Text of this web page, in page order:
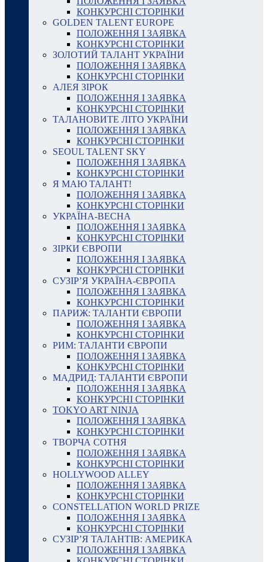
КОНКУРСНІ СТОРІНКИ
GOLDEN TALENT EUROPE
ПОЛОЖЕННЯ І ЗАЯВКА
КОНКУРСНІ СТОРІНКИ
ЗОЛОТИЙ ТАЛАНТ УКРАЇНИ
ПОЛОЖЕННЯ І ЗАЯВКА
КОНКУРСНІ СТОРІНКИ
АЛЕЯ ЗІРОК
ПОЛОЖЕННЯ І ЗАЯВКА
КОНКУРСНІ СТОРІНКИ
ТАЛАНОВИТЕ ЛІТО УКРАЇНИ
ПОЛОЖЕННЯ І ЗАЯВКА
КОНКУРСНІ СТОРІНКИ
SEOUL TALENT SKY
ПОЛОЖЕННЯ І ЗАЯВКА
КОНКУРСНІ СТОРІНКИ
Я МАЮ ТАЛАНТ!
ПОЛОЖЕННЯ І ЗАЯВКА
КОНКУРСНІ СТОРІНКИ
УКРАЇНА-ВЕСНА
ПОЛОЖЕННЯ І ЗАЯВКА
КОНКУРСНІ СТОРІНКИ
ЗІРКИ ЄВРОПИ
ПОЛОЖЕННЯ І ЗАЯВКА
КОНКУРСНІ СТОРІНКИ
СУЗІР’Я УКРАЇНА-ЄВРОПА
ПОЛОЖЕННЯ І ЗАЯВКА
КОНКУРСНІ СТОРІНКИ
ПАРИЖ: ТАЛАНТИ ЄВРОПИ
ПОЛОЖЕННЯ І ЗАЯВКА
КОНКУРСНІ СТОРІНКИ
РИМ: ТАЛАНТИ ЄВРОПИ
ПОЛОЖЕННЯ І ЗАЯВКА
КОНКУРСНІ СТОРІНКИ
МАДРИД: ТАЛАНТИ ЄВРОПИ
ПОЛОЖЕННЯ І ЗАЯВКА
КОНКУРСНІ СТОРІНКИ
TOKYO ART NINJA
ПОЛОЖЕННЯ І ЗАЯВКА
КОНКУРСНІ СТОРІНКИ
ТВОРЧА СОТНЯ
ПОЛОЖЕННЯ І ЗАЯВКА
КОНКУРСНІ СТОРІНКИ
HOLLYWOOD ALLEY
ПОЛОЖЕННЯ І ЗАЯВКА
КОНКУРСНІ СТОРІНКИ
CONSTELLATION WORLD PRIZE
ПОЛОЖЕННЯ І ЗАЯВКА
КОНКУРСНІ СТОРІНКИ
СУЗІР’Я ТАЛАНТІВ: АМЕРИКА
ПОЛОЖЕННЯ І ЗАЯВКА